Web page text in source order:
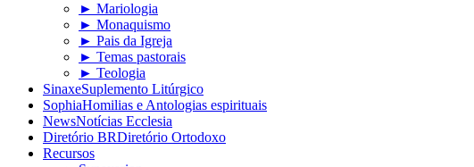
► Mariologia
► Monaquismo
► Pais da Igreja
► Temas pastorais
► Teologia
SinaxeSuplemento Litúrgico
SophiaHomilias e Antologias espirituais
NewsNotícias Ecclesia
Diretório BRDiretório Ortodoxo
Recursos